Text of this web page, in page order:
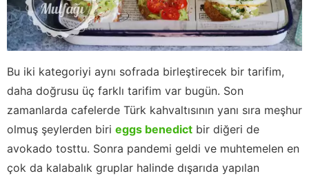
Bu iki kategoriyi aynı sofrada birleştirecek bir tarifim,
daha doğrusu üç farklı tarifim var bugün. Son
zamanlarda cafelerde Türk kahvaltısının yanı sıra meşhur
olmuş şeylerden biri eggs benedict bir diğeri de
avokado tosttu. Sonra pandemi geldi ve muhtemelen en
çok da kalabalık gruplar halinde dışarıda yapılan